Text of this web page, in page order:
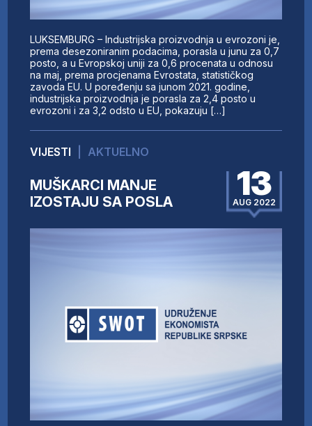
LUKSEMBURG – Industrijska proizvodnja u evrozoni je,
prema desezoniranim podacima, porasla u junu za 0,7
posto, a u Evropskoj uniji za 0,6 procenata u odnosu
na maj, prema procjenama Evrostata, statističkog
zavoda EU. U poređenju sa junom 2021. godine,
industrijska proizvodnja je porasla za 2,4 posto u
evrozoni i za 3,2 odsto u EU, pokazuju […]
VIJESTI AKTUELNO
MUŠKARCI MANJE
IZOSTAJU SA POSLA
13
AUG 2022